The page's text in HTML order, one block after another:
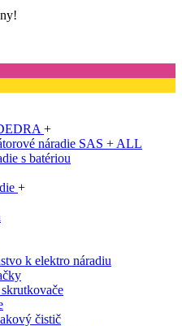
+
náradie SAS + ALL
s batériou
+
k elektro náradiu
čistič